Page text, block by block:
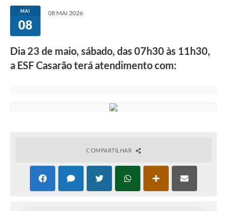
Estrutura Administrativa
Galeria de Fotos
MAI
08
08 MAI 2026
Dia 23 de maio, sábado, das 07h30 às 11h30,
a ESF Casarão terá atendimento com:
COMPARTILHAR